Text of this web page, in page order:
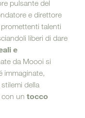
pulsante del
e direttore
talenti
liberi di dare
e
da Moooi si
immaginate,
della
con untocco